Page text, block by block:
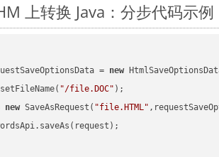
上转换 Java：分步代码示例
= new
"/file.DOC" );
new SaveAsRequest( "file.HTML"